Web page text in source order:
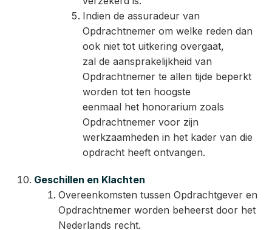
Indien de assuradeur van
Opdrachtnemer om welke reden dan
ook niet tot uitkering overgaat,
zal de aansprakelijkheid van
Opdrachtnemer te allen tijde beperkt
worden tot ten hoogste
eenmaal het honorarium zoals
Opdrachtnemer voor zijn
werkzaamheden in het kader van die
opdracht heeft ontvangen.
Geschillen en Klachten
Overeenkomsten tussen Opdrachtgever en
Opdrachtnemer worden beheerst door het
Nederlands recht.